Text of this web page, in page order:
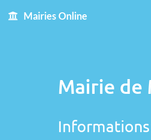
Mairies Online
Mairie de